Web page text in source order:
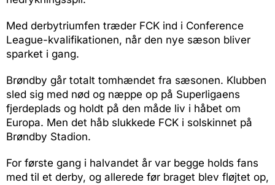
Med derbytriumfen træder FCK ind i Conference
League-kvalifikationen, når den nye sæson bliver
sparket i gang.
Brøndby går totalt tomhændet fra sæsonen. Klubben
sled sig med nød og næppe op på Superligaens
fjerdeplads og holdt på den måde liv i håbet om
Europa. Men det håb slukkede FCK i solskinnet på
Brøndby Stadion.
For første gang i halvandet år var begge holds fans
med til et derby, og allerede før braget blev fløjtet op,